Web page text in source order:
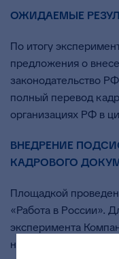
ОЖИДАЕМЫЕ
По итогу
предложения о
законодательство
полный перевод
организациях РФ в
ВНЕДРЕНИЕ
КАДРОВОГО
Площадкой
«Работа в России».
эксперимента
на портал